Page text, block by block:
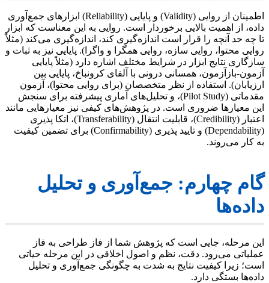
اطمینان از روایی (Validity) و پایایی (Reliability) ابزارهای جمع‌آوری
داده، از اهمیت بالایی برخوردار است. روایی به این معناست که ابزار
تا چه حد آنچه را قرار است اندازه‌گیری کند، اندازه‌گیری می‌کند (مثلاً
روایی محتوا، روایی سازه، روایی همگرا و واگرا). پایایی نیز به ثبات و
سازگاری نتایج ابزار در شرایط مختلف اشاره دارد (مثلاً پایایی
آزمون-بازآزمون، همسانی درونی با آلفای کرونباخ، پایایی بین
ارزیابان). استفاده از نظر متخصصان (برای روایی محتوا)، آزمون
مقدماتی (Pilot Study)، و تحلیل‌های آماری پیشرفته برای سنجش
این معیارها ضروری است. در پژوهش‌های کیفی نیز معیارهایی مانند
اعتبار (Credibility)، قابلیت انتقال (Transferability)، اتکا پذیری
(Dependability) و تایید پذیری (Confirmability) برای تضمین کیفیت
به کار می‌روند.
گام چهارم: جمع‌آوری و تحلیل
داده‌ها
این مرحله، جایی است که پژوهش شما از فاز طراحی به فاز
عملیاتی می‌رود. دقت، نظم و اصول اخلاقی در این مرحله حیاتی
است؛ زیرا کیفیت نتایج به شدت به چگونگی جمع‌آوری و تحلیل
داده‌ها بستگی دارد.